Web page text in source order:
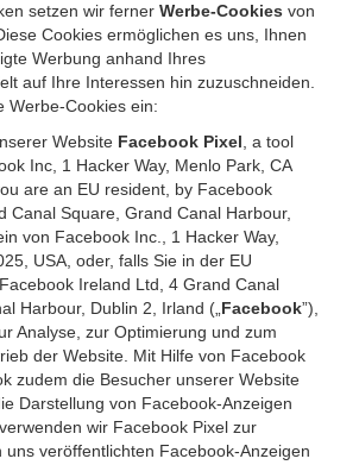
setzen wir ferner Werbe-Cookies von
Cookies ermöglichen es uns, Ihnen
Werbung anhand Ihres
auf Ihre Interessen hin zuzuschneiden.
Werbe-Cookies ein:
Website Facebook Pixel , a tool
Inc, 1 Hacker Way, Menlo Park, CA
are an EU resident, by Facebook
Canal Square, Grand Canal Harbour,
von Facebook Inc., 1 Hacker Way,
USA, oder, falls Sie in der EU
Ireland Ltd, 4 Grand Canal
Harbour, Dublin 2, Irland („ Facebook”),
Analyse, zur Optimierung und zum
der Website. Mit Hilfe von Facebook
zudem die Besucher unserer Website
Darstellung von Facebook-Anzeigen
wir Facebook Pixel zur
uns veröffentlichten Facebook-Anzeigen